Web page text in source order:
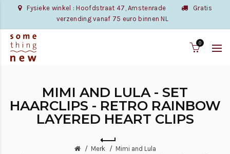
Fysieke winkel : Hoofdstraat 47, Amstenrade
Gratis
verzending vanaf 75 euro binnen NL
0
MIMI AND LULA - SET
HAARCLIPS - RETRO RAINBOW
LAYERED HEART CLIPS
Merk
Mimi and Lula